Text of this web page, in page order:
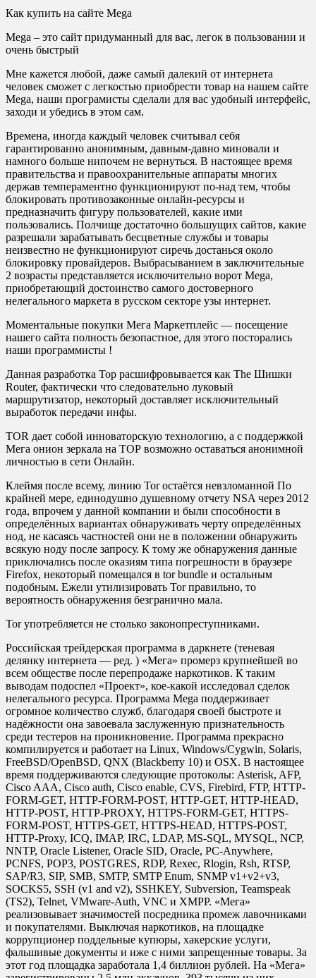
Как купить на сайте Mega
Mega – это сайт придуманный для вас, легок в пользовании и
очень быстрый
Мне кажется любой, даже самый далекий от интернета
человек сможет с легкостью приобрести товар на нашем сайте
Mega, наши програмисты сделали для вас удобный интерфейс,
заходи и убедись в этом сам.
Времена, иногда каждый человек считывал себя
гарантированно анонимным, давным-давно миновали и
намного больше нипочем не вернуться. В настоящее время
правительства и правоохранительные аппараты многих
держав темпераментно функционируют по-над тем, чтобы
блокировать противозаконные онлайн-ресурсы и
предназначить фигуру пользователей, какие ими
пользовались. Полчище достаточно большущих сайтов, какие
разрешали зарабатывать бесцветные службы и товары
неизвестно не функционируют сиречь достанься около
блокировку провайдеров. Выбрасыванием в заключительные
2 возрасты представляется исключительно ворот Mega,
приобретающий достоинство самого достоверного
нелегального маркета в русском секторе узы интернет.
Моментальные покупки Мега Маркетплейс — посещение
нашего сайта полность безопастное, для этого посторались
наши программисты !
Данная разработка Тор расшифровывается как The Шишки
Router, фактически что следовательно луковый
маршрутизатор, некоторый доставляет исключительный
выработок передачи инфы.
TOR дает собой инноваторскую технологию, а с поддержкой
Мега онион зеркала на ТОР возможно оставаться анонимной
личностью в сети Онлайн.
Клеймя после всему, линию Tor остаётся невзломанной По
крайней мере, единодушно душевному отчету NSA через 2012
года, впрочем у данной компании и были способности в
определённых вариантах обнаруживать черту определённых
нод, не касаясь частностей они не в положении обнаружить
всякую ноду после запросу. К тому же обнаружения данные
приключались после оказиям типа погрешности в браузере
Firefox, некоторый помещался в tor bundle и остальным
подобным. Ежели утилизировать Tor правильно, то
вероятность обнаружения безгранично мала.
Tor употребляется не столько законопреступниками.
Российская трейдерская программа в даркнете (теневая
делянку интернета — ред. ) «Мега» промерз крупнейшей во
всем обществе после перепродаже наркотиков. К таким
выводам подоспел «Проект», кое-какой исследовал сделок
нелегального ресурса. Программа Mega поддерживает
огромное количество служб, благодаря своей быстроте и
надёжности она завоевала заслуженную признательность
среди тестеров на проникновение. Программа прекрасно
компилируется и работает на Linux, Windows/Cygwin, Solaris,
FreeBSD/OpenBSD, QNX (Blackberry 10) и OSX. В настоящее
время поддерживаются следующие протоколы: Asterisk, AFP,
Cisco AAA, Cisco auth, Cisco enable, CVS, Firebird, FTP, HTTP-
FORM-GET, HTTP-FORM-POST, HTTP-GET, HTTP-HEAD,
HTTP-POST, HTTP-PROXY, HTTPS-FORM-GET, HTTPS-
FORM-POST, HTTPS-GET, HTTPS-HEAD, HTTPS-POST,
HTTP-Proxy, ICQ, IMAP, IRC, LDAP, MS-SQL, MYSQL, NCP,
NNTP, Oracle Listener, Oracle SID, Oracle, PC-Anywhere,
PCNFS, POP3, POSTGRES, RDP, Rexec, Rlogin, Rsh, RTSP,
SAP/R3, SIP, SMB, SMTP, SMTP Enum, SNMP v1+v2+v3,
SOCKS5, SSH (v1 and v2), SSHKEY, Subversion, Teamspeak
(TS2), Telnet, VMware-Auth, VNC и XMPP. «Мега»
реализовывает значимостей посредника промеж лавочниками
и покупателями. Выключая наркотиков, на площадке
коррупционер поддельные купюры, хакерские услуги,
фальшивые документы и иже с ними запрещенные товары. За
этот год площадка заработала 1,4 биллион рублей. На «Мега»